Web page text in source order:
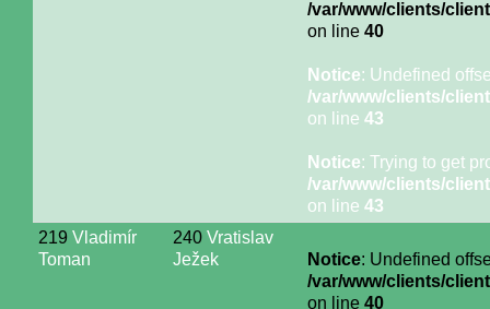
/var/www/clients/
on line 40
Notice: Undefined
/var/www/clients/
on line 43
Notice: Trying to get
/var/www/clients/
on line 43
219 Vladimír
Toman
240 Vratislav
Ježek
Notice: Undefined
/var/www/clients/
on line 40